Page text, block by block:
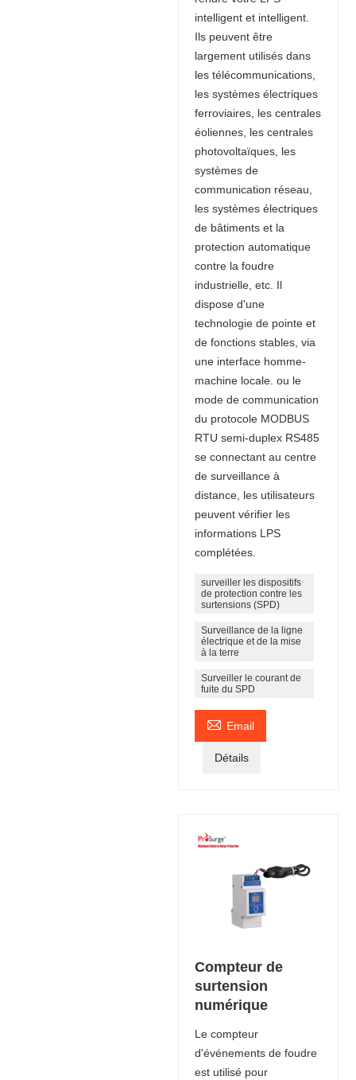
intelligent et intelligent.
Ils peuvent être
largement utilisés dans
les télécommunications,
les systèmes électriques
ferroviaires, les centrales
éoliennes, les centrales
photovoltaïques, les
systèmes de
communication réseau,
les systèmes électriques
de bâtiments et la
protection automatique
contre la foudre
industrielle, etc. Il
dispose d'une
technologie de pointe et
de fonctions stables, via
une interface homme-
machine locale. ou le
mode de communication
du protocole MODBUS
RTU semi-duplex RS485
se connectant au centre
de surveillance à
distance, les utilisateurs
peuvent vérifier les
informations LPS
complétées.
surveiller les dispositifs
de protection contre les
surtensions (SPD)
Surveillance de la ligne
électrique et de la mise
à la terre
Surveiller le courant de
fuite du SPD
 Email
Détails
Compteur de
surtension
numérique
Le compteur
d'événements de foudre
est utilisé pour